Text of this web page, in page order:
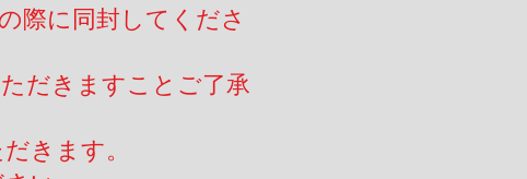
際に同封してくださ
だきますことご了承
きます。